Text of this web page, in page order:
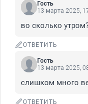
Гость
13 марта 2025,
во сколько
ОТВЕТИТЬ
Гость
13 марта 2025,
слишком много
ОТВЕТИТЬ